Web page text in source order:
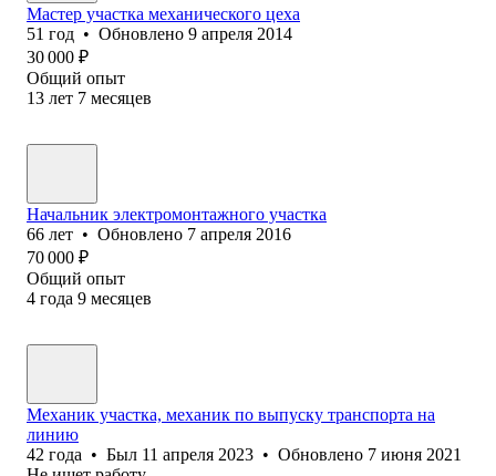
Мастер участка механического цеха
51 год • Обновлено 9 апреля 2014
30 000 ₽
Общий опыт
13 лет 7 месяцев
Начальник электромонтажного участка
66 лет • Обновлено 7 апреля 2016
70 000 ₽
Общий опыт
4 года 9 месяцев
Механик участка, механик по выпуску транспорта на
линию
42 года • Был 11 апреля 2023 • Обновлено 7 июня 2021